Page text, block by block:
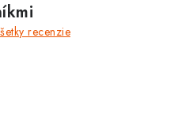
recenzie